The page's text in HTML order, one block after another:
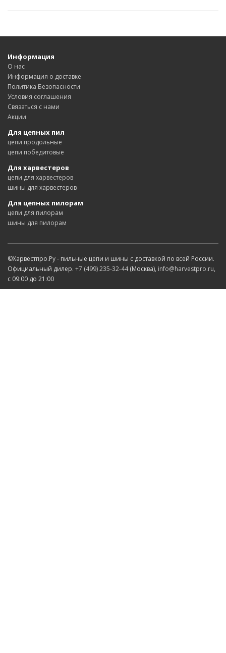
Информация
О нас
Информация о доставке
Политика Безопасности
Условия соглашения
Связаться с нами
Акции
Для цепных пил
цепи продольные
цепи победитовые
Для харвестеров
цепи для харвестеров
шины для харвестеров
Для цепных пилорам
цепи для пилорам
шины для пилорам
©Харвестпро.Ру - пильные цепи и шины с доставкой по всей России.
Официальный дилер. +7 (499) 235-32-44(Москва), info@harvestpro.ru,
с 09:00 до 21:00